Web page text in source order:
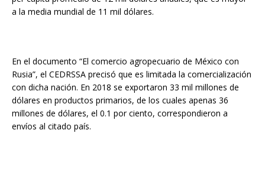
a la media mundial de 11 mil dólares.
En el documento “El comercio agropecuario de México con
Rusia”, el CEDRSSA precisó que es limitada la comercialización
con dicha nación. En 2018 se exportaron 33 mil millones de
dólares en productos primarios, de los cuales apenas 36
millones de dólares, el 0.1 por ciento, correspondieron a
envíos al citado país.